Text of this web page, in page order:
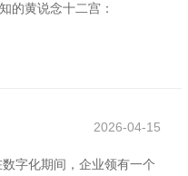
的黄说念十二宫：
2026-04-15
字化期间，企业领有一个